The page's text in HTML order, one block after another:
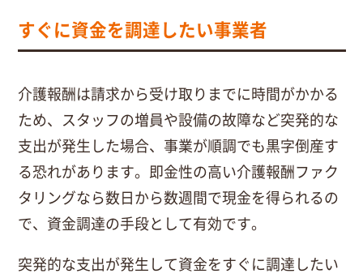
すぐに資金を調達したい事業者
介護報酬は請求から受け取りまでに時間がかかる
ため、スタッフの増員や設備の故障など突発的な
支出が発生した場合、事業が順調でも黒字倒産す
る恐れがあります。即金性の高い介護報酬ファク
タリングなら数日から数週間で現金を得られるの
で、資金調達の手段として有効です。
突発的な支出が発生して資金をすぐに調達したい